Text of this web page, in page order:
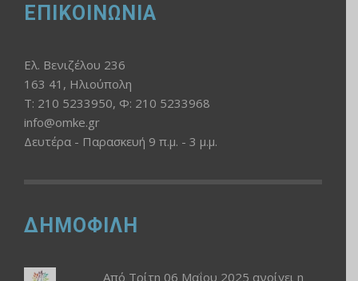
ΕΠΙΚΟΙΝΩΝΙΑ
Ελ. Βενιζέλου 236
163 41, Ηλιούπολη
Τ: 210 5233950, Φ: 210 5233968
info@omke.gr
Δευτέρα - Παρασκευή 9 π.μ. - 3 μ.μ.
ΔΗΜΟΦΙΛΗ
Από Τρίτη 06 Μαΐου 2025 ανοίγει η